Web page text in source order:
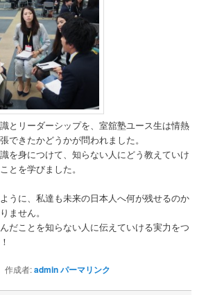
とリーダーシップを、室舘塾ユース生は情熱
できたかどうかが問われました。
を身につけて、知らない人にどう教えていけ
とを学びました。
うに、私達も未来の日本人へ何が残せるのか
ません。
だことを知らない人に伝えていける実力をつ
作成者:adminパーマリンク